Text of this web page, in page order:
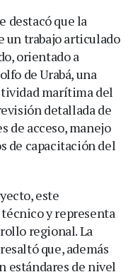
destacó que la
un trabajo articulado
orientado a
de Urabá, una
marítima del
detallada de
de acceso, manejo
de capacitación del
este
y representa
regional. La
que, además
estándares de nivel